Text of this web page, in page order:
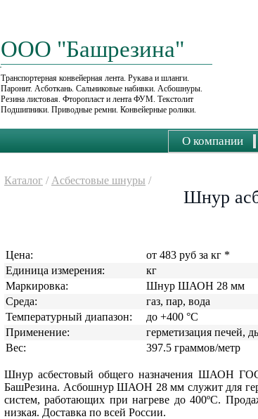
ООО "Башрезина"
Транспортерная конвейерная лента. Рукава и шланги.
Паронит. Асботкань. Сальниковые набивки. Асбошнуры.
Резина листовая. Фторопласт и лента ФУМ. Текстолит
Подшипники. Приводные ремни. Конвейерные ролики.
О компании
Каталог / Асбестовые шнуры /
Шнур
Цена:
от 483 руб за кг *
Единица измерения:
кг
Маркировка:
Шнур ШАОН 28 мм
Среда:
газ, пар, вода
Температурный диапазон:
до +400 °С
Применение:
герметизация печей,
Вес:
397.5 граммов/метр
Шнур асбестовый общего назначения ШАОН
БашРезина. Асбошнур ШАОН 28 мм служит для
систем, работающих при нагреве до 400ºС.
низкая. Доставка по всей России.